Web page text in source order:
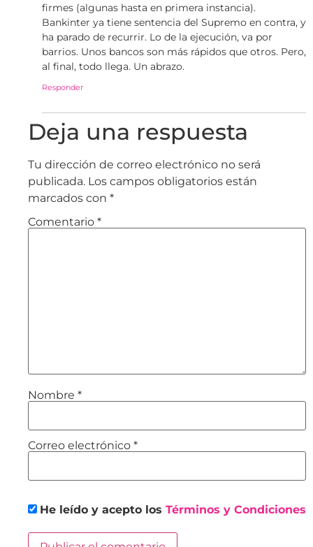
firmes (algunas hasta en primera instancia).
Bankinter ya tiene sentencia del Supremo en contra, y
ha parado de recurrir. Lo de la ejecución, va por
barrios. Unos bancos son más rápidos que otros. Pero,
al final, todo llega. Un abrazo.
Responder
Deja una respuesta
Tu dirección de correo electrónico no será
publicada. Los campos obligatorios están
marcados con *
Comentario *
Nombre *
Correo electrónico *
He leído y acepto los Términos y Condiciones